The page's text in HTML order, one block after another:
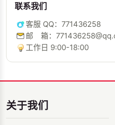
联系我们
客服 QQ：771436258
邮 箱：
工作日 9:00-18:00
关于我们